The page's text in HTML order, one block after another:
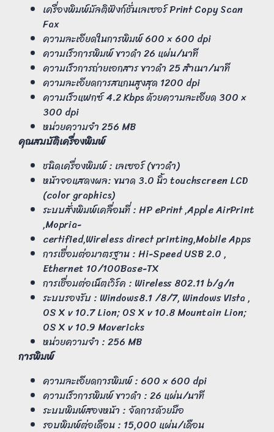
เครื่องพิมพ์มัลติฟังก์ชั่นเลเซอร์ Print Copy Scan
Fax
ความละเอียดในการพิมพ์ 600 × 600 dpi
ความเร็วการพิมพ์ ขาวดำ 26 แผ่น/นาที
ความเร็วการถ่ายเอกสาร ขาวดำ 25 สำเนา/นาที
ความละเอียดการสแกนสูงสุด 1200 dpi
ความเร็วแฟกซ์ 4.2 Kbps ด้วยความละเอียด 300 ×
300 dpi
หน่วยความจำ 256 MB
คุณสมบัติเครื่องพิมพ์
ชนิดเครื่องพิมพ์ : เลเซอร์ (ขาวดำ)
หน้าจอแสดงผล: ขนาด 3.0 นิ้ว touchscreen LCD
(color graphics)
ระบบสั่งพิมพ์เคลื่อนที่ : HP ePrint ,Apple AirPrint
,Mopria-
certified,Wireless direct printing,Mobile Apps
การเชื่อมต่อมาตรฐาน : Hi-Speed USB 2.0 ,
Ethernet 10/100Base-TX
การเชื่อมต่อเน็ตเวิร์ค : Wireless 802.11 b/g/n
ระบบรองรับ : Windows8.1 /8/7, Windows Vista ,
OS X v 10.7 Lion; OS X v 10.8 Mountain Lion;
OS X v 10.9 Mavericks
หน่วยความจำ : 256 MB
การพิมพ์
ความละเอียดการพิมพ์ : 600 × 600 dpi
ความเร็วการพิมพ์ ขาวดำ : 26 แผ่น/นาที
ระบบพิมพ์สองหน้า : จัดการด้วยมือ
รอบพิมพ์ต่อเดือน : 15,000 แผ่น/เดือน